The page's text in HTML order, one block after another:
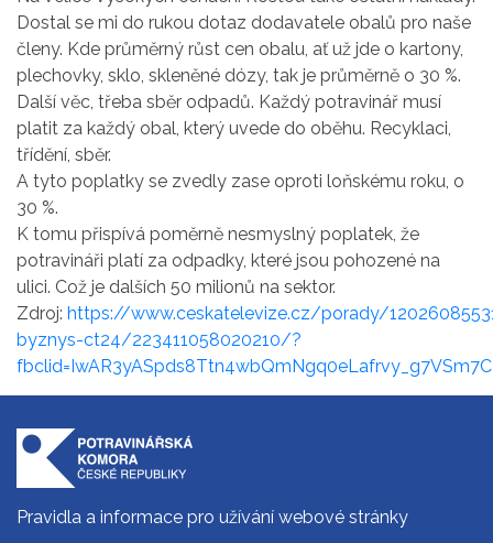
Dostal se mi do rukou dotaz dodavatele obalů pro naše
členy. Kde průměrný růst cen obalu, ať už jde o kartony,
plechovky, sklo, skleněné dózy, tak je průměrně o 30 %.
Další věc, třeba sběr odpadů. Každý potravinář musí
platit za každý obal, který uvede do oběhu. Recyklaci,
třídění, sběr.
A tyto poplatky se zvedly zase oproti loňskému roku, o
30 %.
K tomu přispívá poměrně nesmyslný poplatek, že
potravináři platí za odpadky, které jsou pohozené na
ulici. Což je dalších 50 milionů na sektor.
Zdroj: https://www.ceskatelevize.cz/porady/
byznys-ct24/223411058020210/?
Pravidla a informace pro užívání webové stránky